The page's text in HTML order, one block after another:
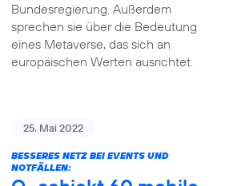
Bundesregierung. Außerdem
sprechen sie über die Bedeutung
eines Metaverse, das sich an
europäischen Werten ausrichtet.
25. Mai 2022
BESSERES NETZ BEI EVENTS UND
NOTFÄLLEN: